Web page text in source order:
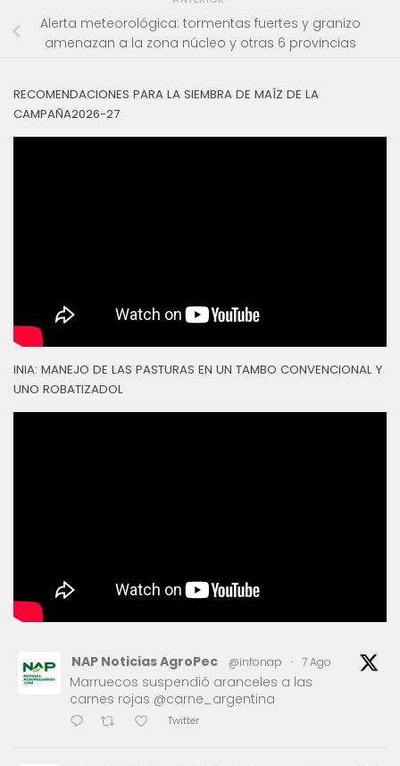
Alerta meteorológica: tormentas fuertes y granizo
amenazan a la zona núcleo y otras 6 provincias
RECOMENDACIONES PARA LA SIEMBRA DE MAÍZ DE LA
CAMPAÑA2026-27
INIA: MANEJO DE LAS PASTURAS EN UN TAMBO CONVENCIONAL Y
UNO ROBATIZADOL
NAP Noticias AgroPec @infonap · 7 Ago
Marruecos suspendió aranceles a las
carnes rojas @carne_argentina
Twitter